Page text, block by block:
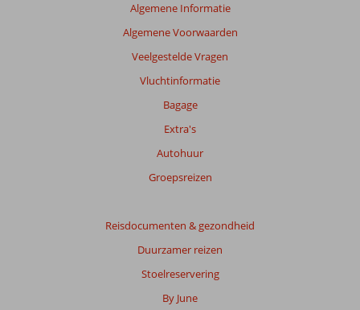
Algemene Informatie
Algemene Voorwaarden
Veelgestelde Vragen
Vluchtinformatie
Bagage
Extra's
Autohuur
Groepsreizen
Reisdocumenten & gezondheid
Duurzamer reizen
Stoelreservering
By June